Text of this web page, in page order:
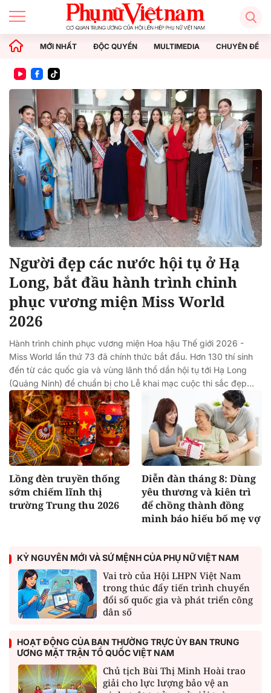
MỚI NHẤT ĐỘC QUYỀN MULTIMEDIA CHUYÊN ĐỀ
Người đẹp các nước hội tụ ở Hạ
Long, bắt đầu hành trình chinh
phục vương miện Miss World
2026
Hành trình chinh phục vương miện Hoa hậu Thế giới 2026 -
Miss World lần thứ 73 đã chính thức bắt đầu. Hơn 130 thí sinh
đến từ các quốc gia và vùng lãnh thổ dần hội tụ tới Hạ Long
(Quảng Ninh) để chuẩn bị cho Lễ khai mạc cuộc thi sắc đẹp...
Lồng đèn truyền thống
sớm chiếm lĩnh thị
trường Trung thu 2026
Diễn đàn tháng 8: Dùng
yêu thương và kiên trì
để chồng thành đồng
minh báo hiếu bố mẹ vợ
KỶ NGUYÊN MỚI VÀ SỨ MỆNH CỦA PHỤ NỮ VIỆT NAM
Vai trò của Hội LHPN Việt Nam
trong thúc đẩy tiến trình chuyển
đổi số quốc gia và phát triển công
dân số
HOẠT ĐỘNG CỦA BAN THƯỜNG TRỰC ỦY BAN TRUNG
ƯƠNG MẶT TRẬN TỔ QUỐC VIỆT NAM
Chủ tịch Bùi Thị Minh Hoài trao
giải cho lực lượng bảo vệ an